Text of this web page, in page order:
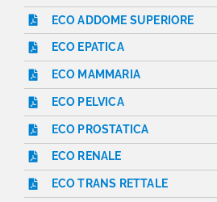
ECO ADDOME SUPERIORE
ECO EPATICA
ECO MAMMARIA
ECO PELVICA
ECO PROSTATICA
ECO RENALE
ECO TRANS RETTALE